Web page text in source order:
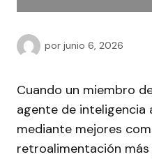
por junio 6, 2026
Cuando un miembro
agente de inteligencia
mediante mejores
retroalimentación